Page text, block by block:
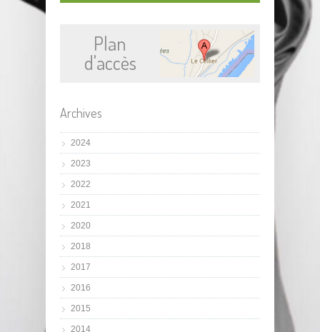
Plan
d'accès
Archives
2024
2023
2022
2021
2020
2018
2017
2016
2015
2014